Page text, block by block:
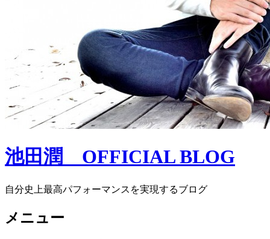
池田潤 OFFICIAL BLOG
自分史上最高パフォーマンスを実現するブログ
メニュー